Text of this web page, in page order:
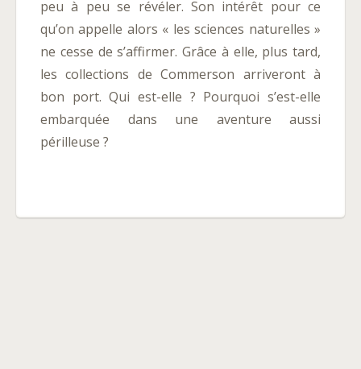
peu à peu se révéler. Son intérêt pour ce
qu’on appelle alors « les sciences naturelles »
ne cesse de s’affirmer. Grâce à elle, plus tard,
les collections de Commerson arriveront à
bon port. Qui est-elle ? Pourquoi s’est-elle
embarquée dans une aventure aussi
périlleuse ?